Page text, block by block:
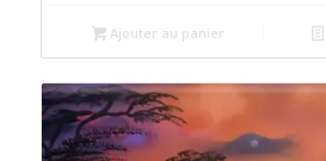
Ajouter au panier